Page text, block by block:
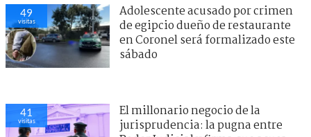
49
visitas
Adolescente acusado por crimen
de egipcio dueño de restaurante
en Coronel será formalizado este
sábado
41
visitas
El millonario negocio de la
jurisprudencia: la pugna entre